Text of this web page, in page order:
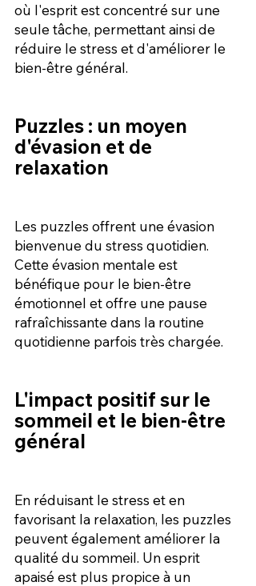
où l'esprit est concentré sur une
seule tâche, permettant ainsi de
réduire le stress et d'améliorer le
bien-être général.
Puzzles : un moyen
d'évasion et de
relaxation
Les puzzles offrent une évasion
bienvenue du stress quotidien.
Cette évasion mentale est
bénéfique pour le bien-être
émotionnel et offre une pause
rafraîchissante dans la routine
quotidienne parfois très chargée.
L'impact positif sur le
sommeil et le bien-être
général
En réduisant le stress et en
favorisant la relaxation, les puzzles
peuvent également améliorer la
qualité du sommeil. Un esprit
apaisé est plus propice à un